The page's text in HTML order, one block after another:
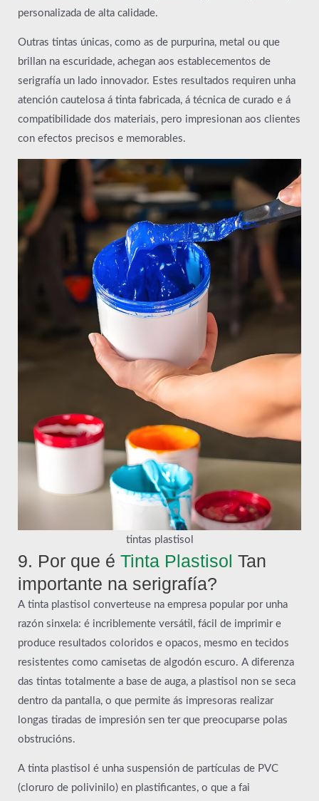
personalizada de alta calidade.
Outras tintas únicas, como as de purpurina, metal ou que
brillan na escuridade, achegan aos establecementos de
serigrafía un lado innovador. Estes resultados requiren unha
atención cautelosa á tinta fabricada, á técnica de curado e á
compatibilidade dos materiais, pero impresionan aos clientes
con efectos precisos e memorables.
tintas plastisol
9. Por que é Tinta Plastisol Tan
importante na serigrafía?
A tinta plastisol converteuse na empresa popular por unha
razón sinxela: é incriblemente versátil, fácil de imprimir e
produce resultados coloridos e opacos, mesmo en tecidos
resistentes como camisetas de algodón escuro. A diferenza
das tintas totalmente a base de auga, a plastisol non se seca
dentro da pantalla, o que permite ás impresoras realizar
longas tiradas de impresión sen ter que preocuparse polas
obstrucións.
A tinta plastisol é unha suspensión de partículas de PVC
(cloruro de polivinilo) en plastificantes, o que a fai